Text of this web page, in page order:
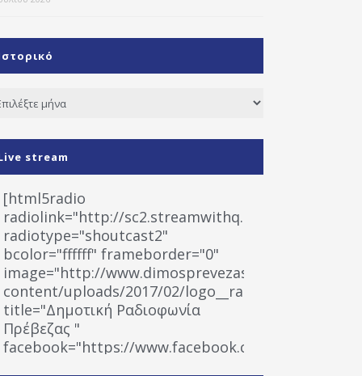
stream
[html5radio
radiolink="http://sc2.streamwithq.com:8028/
radiotype="shoutcast2"
bcolor="ffffff" frameborder="0"
image="http://www.dimosprevezas.gr/wp-
content/uploads/2017/02/logo__radiofonias.jpg"
title="Δημοτική Ραδιοφωνία
Πρέβεζας "
facebook="https://www.facebook.com/